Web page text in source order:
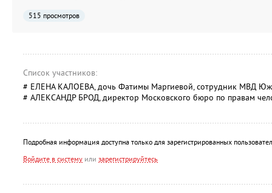
515 просмотров
Список участников:
# ЕЛЕНА КАЛОЕВА, дочь Фатимы Маргиевой, сотрудник МВД
# АЛЕКСАНДР БРОД, директор Московского бюро по правам
Подробная информация доступна только для зарегистрированных
Войдите в систему или зарегистрируйтесь